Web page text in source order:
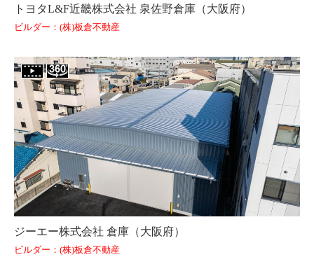
トヨタL&F近畿株式会社 泉佐野倉庫（大阪府）
ビルダー：(株)板倉不動産
ジーエー株式会社 倉庫（大阪府）
ビルダー：(株)板倉不動産